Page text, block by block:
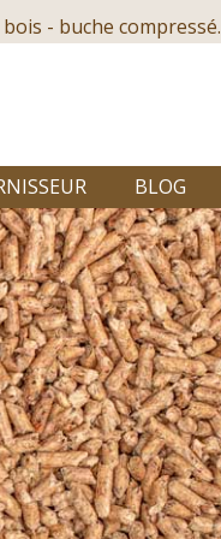
- buche compressé.
BLOG